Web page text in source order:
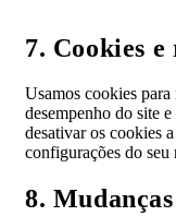
7. Cookies
Usamos cookies
desempenho do site
desativar os cookies
configurações do seu
8.